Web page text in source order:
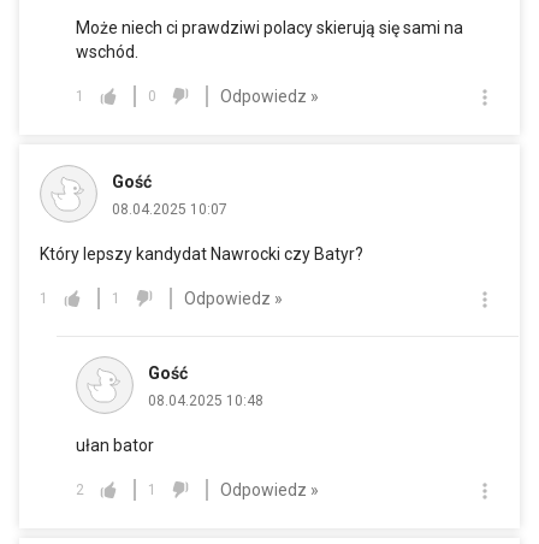
Może niech ci prawdziwi polacy skierują się sami na
wschód.
1 0 Odpowiedz »
Gość
08.04.2025 10:07
Który lepszy kandydat Nawrocki czy Batyr?
1 1 Odpowiedz »
Gość
08.04.2025 10:48
ułan bator
2 1 Odpowiedz »